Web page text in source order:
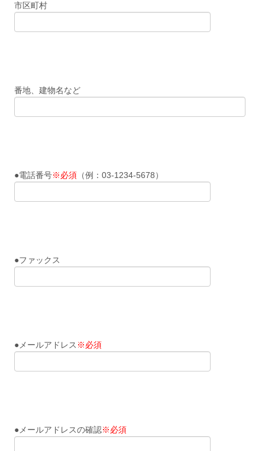
市区町村
番地、建物名など
●電話番号※必須（例：03-1234-5678）
●ファックス
●メールアドレス ※必須
●メールアドレスの確認※必須